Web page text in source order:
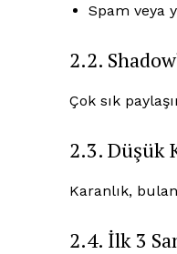
Spam veya
2.2.
Çok sık
2.3. Düşük
Karanlık,
2.4. İlk 3